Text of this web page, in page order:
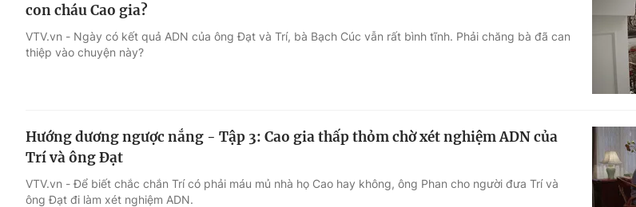
con cháu Cao gia?
VTV.vn - Ngày có kết quả ADN của ông Đạt và Trí, bà Bạch Cúc vẫn rất bình tĩnh. Phải chăng bà đã can
thiệp vào chuyện này?
Hướng dương ngược nắng - Tập 3: Cao gia thấp thỏm chờ xét nghiệm ADN của
Trí và ông Đạt
VTV.vn - Để biết chắc chắn Trí có phải máu mủ nhà họ Cao hay không, ông Phan cho người đưa Trí và
ông Đạt đi làm xét nghiệm ADN.